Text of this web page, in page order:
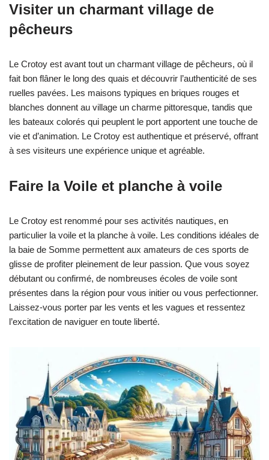
Visiter un charmant village de
pêcheurs
Le Crotoy est avant tout un charmant village de pêcheurs, où il
fait bon flâner le long des quais et découvrir l’authenticité de ses
ruelles pavées. Les maisons typiques en briques rouges et
blanches donnent au village un charme pittoresque, tandis que
les bateaux colorés qui peuplent le port apportent une touche de
vie et d’animation. Le Crotoy est authentique et préservé, offrant
à ses visiteurs une expérience unique et agréable.
Faire la Voile et planche à voile
Le Crotoy est renommé pour ses activités nautiques, en
particulier la voile et la planche à voile. Les conditions idéales de
la baie de Somme permettent aux amateurs de ces sports de
glisse de profiter pleinement de leur passion. Que vous soyez
débutant ou confirmé, de nombreuses écoles de voile sont
présentes dans la région pour vous initier ou vous perfectionner.
Laissez-vous porter par les vents et les vagues et ressentez
l’excitation de naviguer en toute liberté.